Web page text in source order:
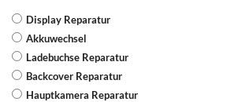
Display Reparatur
Akkuwechsel
Ladebuchse Reparatur
Backcover Reparatur
Hauptkamera Reparatur